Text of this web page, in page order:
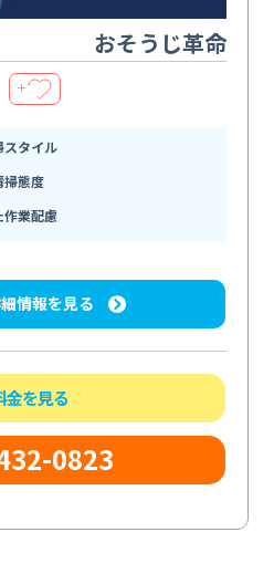
おそうじ革命
＋
スタイル
掃態度
作業配慮
情報を見る
金を見る
0823